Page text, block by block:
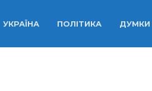
УКРАЇНА ПОЛІТИКА ДУМКИ